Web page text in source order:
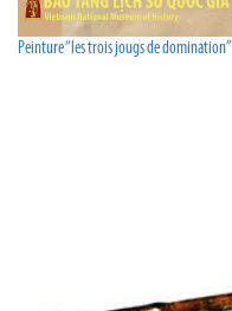
Peinture “les trois jougs de domination”